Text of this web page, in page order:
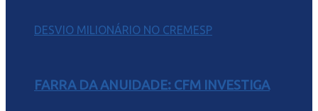
FARRA DA ANUIDADE: CFM INVESTIGA